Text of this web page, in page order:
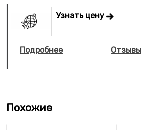
Узнать цену
Подробнее Отзывы
Похожие